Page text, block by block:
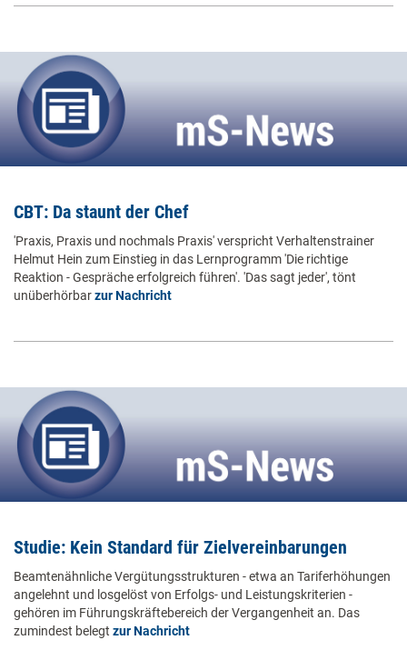
CBT: Da staunt der Chef
'Praxis, Praxis und nochmals Praxis' verspricht Verhaltenstrainer
Helmut Hein zum Einstieg in das Lernprogramm 'Die richtige
Reaktion - Gespräche erfolgreich führen'. 'Das sagt jeder', tönt
unüberhörbarzur Nachricht
Studie: Kein Standard für Zielvereinbarungen
Beamtenähnliche Vergütungsstrukturen - etwa an Tariferhöhungen
angelehnt und losgelöst von Erfolgs- und Leistungskriterien -
gehören im Führungskräftebereich der Vergangenheit an. Das
zumindest belegt zur Nachricht